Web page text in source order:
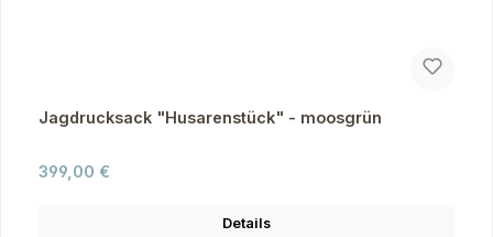
Jagdrucksack "Husarenstück" - moosgrün
Regulärer Preis:
399,00 €
Details